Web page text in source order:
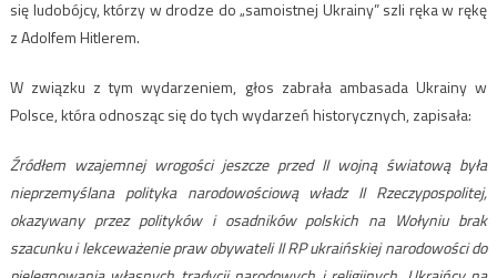
się ludobójcy, którzy w drodze do „samoistnej Ukrainy” szli ręka w rękę
z Adolfem Hitlerem.
W związku z tym wydarzeniem, głos zabrała ambasada Ukrainy w
Polsce, która odnosząc się do tych wydarzeń historycznych, zapisała:
Źródłem wzajemnej wrogości jeszcze przed II wojną światową była
nieprzemyślana polityka narodowościową władz II Rzeczypospolitej,
okazywany przez polityków i osadników polskich na Wołyniu brak
szacunku i lekceważenie praw obywateli II RP ukraińskiej narodowości do